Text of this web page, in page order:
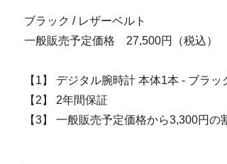
ブラック / レザーベルト
一般販売予定価格 27,500円（税込）
【1】 デジタル腕時計 本体1本 - ブラ
【2】 2年間保証
【3】 一般販売予定価格から3,300円の